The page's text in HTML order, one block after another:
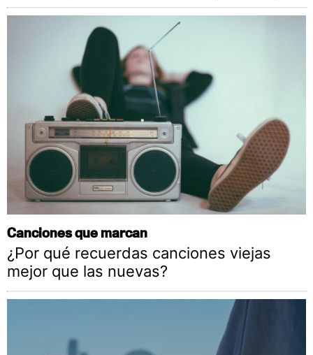
Canciones que marcan
¿Por qué recuerdas canciones viejas
mejor que las nuevas?